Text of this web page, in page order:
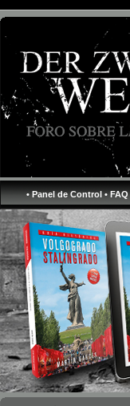
• Panel de Control • FAQ